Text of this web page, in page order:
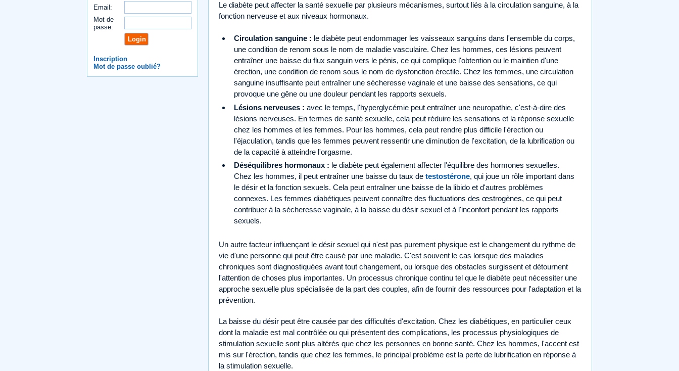
Email:
Mot de
passe:
Inscription
Mot de passe oublié?
Le diabète peut affecter la santé sexuelle par plusieurs mécanismes, surtout liés à la circulation sanguine, à la
fonction nerveuse et aux niveaux hormonaux.
Circulation sanguine : le diabète peut endommager les vaisseaux sanguins dans l'ensemble du corps,
une condition de renom sous le nom de maladie vasculaire. Chez les hommes, ces lésions peuvent
entraîner une baisse du flux sanguin vers le pénis, ce qui complique l'obtention ou le maintien d'une
érection, une condition de renom sous le nom de dysfonction érectile. Chez les femmes, une circulation
sanguine insuffisante peut entraîner une sécheresse vaginale et une baisse des sensations, ce qui
provoque une gêne ou une douleur pendant les rapports sexuels.
Lésions nerveuses : avec le temps, l'hyperglycémie peut entraîner une neuropathie, c'est-à-dire des
lésions nerveuses. En termes de santé sexuelle, cela peut réduire les sensations et la réponse sexuelle
chez les hommes et les femmes. Pour les hommes, cela peut rendre plus difficile l'érection ou
l'éjaculation, tandis que les femmes peuvent ressentir une diminution de l'excitation, de la lubrification ou
de la capacité à atteindre l'orgasme.
Déséquilibres hormonaux : le diabète peut également affecter l'équilibre des hormones sexuelles.
Chez les hommes, il peut entraîner une baisse du taux de testostérone, qui joue un rôle important dans
le désir et la fonction sexuels. Cela peut entraîner une baisse de la libido et d'autres problèmes
connexes. Les femmes diabétiques peuvent connaître des fluctuations des œstrogènes, ce qui peut
contribuer à la sécheresse vaginale, à la baisse du désir sexuel et à l'inconfort pendant les rapports
sexuels.
Un autre facteur influençant le désir sexuel qui n'est pas purement physique est le changement du rythme de
vie d'une personne qui peut être causé par une maladie. C'est souvent le cas lorsque des maladies
chroniques sont diagnostiquées avant tout changement, ou lorsque des obstacles surgissent et détournent
l'attention de choses plus importantes. Un processus chronique continu tel que le diabète peut nécessiter une
approche sexuelle plus spécialisée de la part des couples, afin de fournir des ressources pour l'adaptation et la
prévention.
La baisse du désir peut être causée par des difficultés d'excitation. Chez les diabétiques, en particulier ceux
dont la maladie est mal contrôlée ou qui présentent des complications, les processus physiologiques de
stimulation sexuelle sont plus altérés que chez les personnes en bonne santé. Chez les hommes, l'accent est
mis sur l'érection, tandis que chez les femmes, le principal problème est la perte de lubrification en réponse à
la stimulation sexuelle.